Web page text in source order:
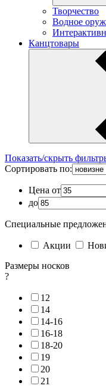
Творчество
Водное
Канцтовары
Показать/скрыть
Сортировать по:
Цена от
до
Специальные
Акции
Размеры носков
?
12
14
14-16
16-18
18-20
19
20
21